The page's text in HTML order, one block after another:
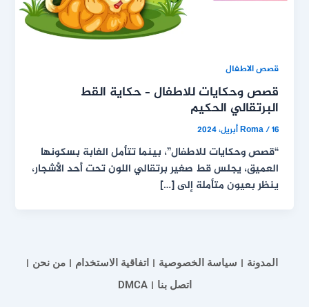
قصص الاطفال
قصص وحكايات للاطفال – حكاية القط
البرتقالي الحكيم
Roma/16 أبريل، 2024
“قصص وحكايات للاطفال”، بينما تتأمل الغابة بسكونها
العميق، يجلس قط صغير برتقالي اللون تحت أحد الأشجار،
ينظر بعيون متأملة إلى […]
المدونة سياسة الخصوصية اتفاقية الاستخدام
من نحن
اتصل بنا
DMCA